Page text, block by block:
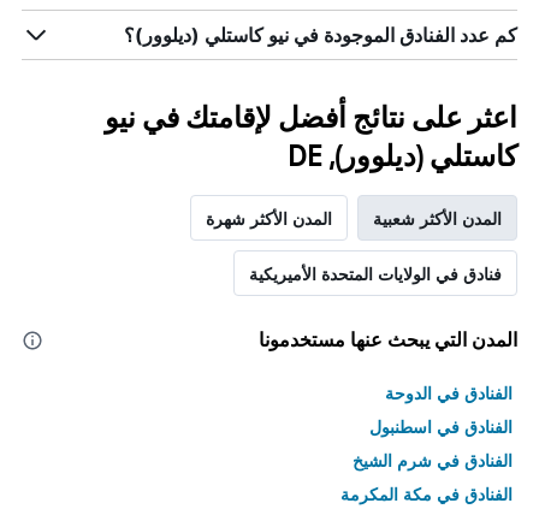
كم عدد الفنادق الموجودة في نيو كاستلي (ديلوور)؟
اعثر على نتائج أفضل لإقامتك في نيو
كاستلي (ديلوور), DE
المدن الأكثر شعبية المدن الأكثر شهرة
فنادق في الولايات المتحدة الأميريكية
المدن التي يبحث عنها مستخدمونا
الفنادق في الدوحة
الفنادق في اسطنبول
الفنادق في شرم الشيخ
الفنادق في مكة المكرمة